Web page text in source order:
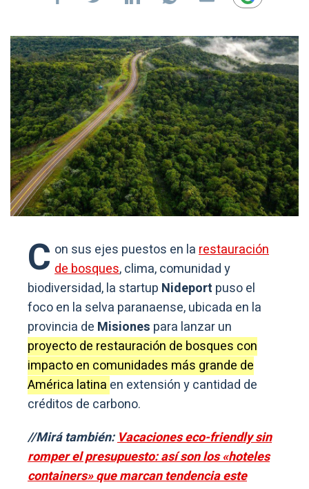
C on sus ejes puestos en larestauración
de bosques, clima, comunidad y
biodiversidad, la startup Nideport puso el
foco en la selva paranaense, ubicada en la
provincia de Misiones para lanzar un
proyecto de restauración de bosques con
impacto en comunidades más grande de
América latina en extensión y cantidad de
créditos de carbono.
//Mirá también:Vacaciones eco-friendly sin
romper el presupuesto: así son los «hoteles
containers» que marcan tendencia este